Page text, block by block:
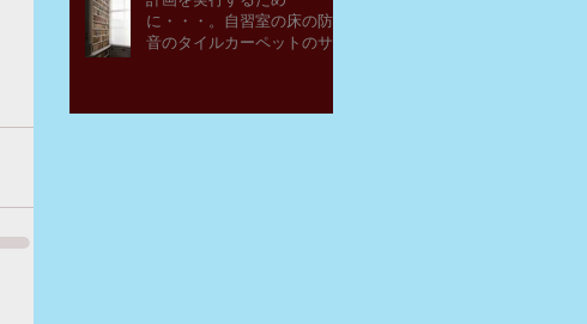
に・・・。自習室の床の防
音のタイルカーペットのサ